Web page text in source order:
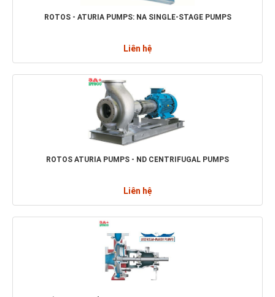
ROTOS - ATURIA PUMPS: NA SINGLE-STAGE PUMPS
Liên hệ
ROTOS ATURIA PUMPS - ND CENTRIFUGAL PUMPS
Liên hệ